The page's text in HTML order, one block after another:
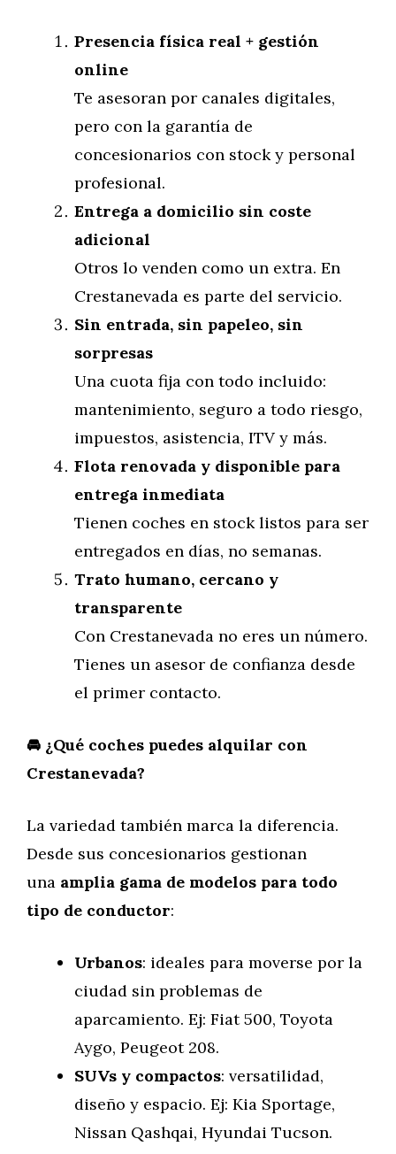
Presencia física real + gestión
online
Te asesoran por canales digitales,
pero con la garantía de
concesionarios con stock y personal
profesional.
Entrega a domicilio sin coste
adicional
Otros lo venden como un extra. En
Crestanevada es parte del servicio.
Sin entrada, sin papeleo, sin
sorpresas
Una cuota fija con todo incluido:
mantenimiento, seguro a todo riesgo,
impuestos, asistencia, ITV y más.
Flota renovada y disponible para
entrega inmediata
Tienen coches en stock listos para ser
entregados en días, no semanas.
Trato humano, cercano y
transparente
Con Crestanevada no eres un número.
Tienes un asesor de confianza desde
el primer contacto.
🚘 ¿Qué coches puedes alquilar con
Crestanevada?
La variedad también marca la diferencia.
Desde sus concesionarios gestionan
una amplia gama de modelos para todo
tipo de conductor:
Urbanos: ideales para moverse por la
ciudad sin problemas de
aparcamiento. Ej: Fiat 500, Toyota
Aygo, Peugeot 208.
SUVs y compactos: versatilidad,
diseño y espacio. Ej: Kia Sportage,
Nissan Qashqai, Hyundai Tucson.